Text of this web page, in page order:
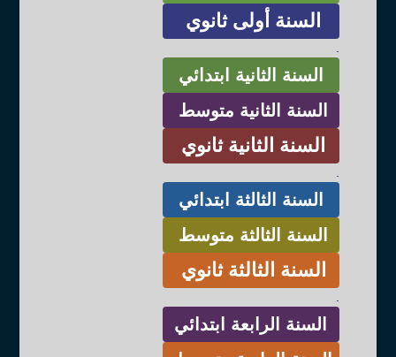
السنة أولى ثانوي
السنة الثانية ابتدائي
السنة الثانية متوسط
السنة الثانية ثانوي
السنة الثالثة ابتدائي
السنة الثالثة متوسط
السنة الثالثة ثانوي
السنة الرابعة ابتدائي